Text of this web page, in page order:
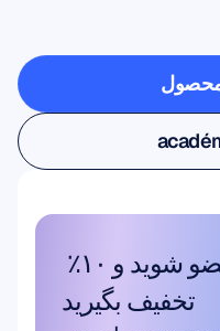
است
محصول
محصول
تخفیف بگیرید